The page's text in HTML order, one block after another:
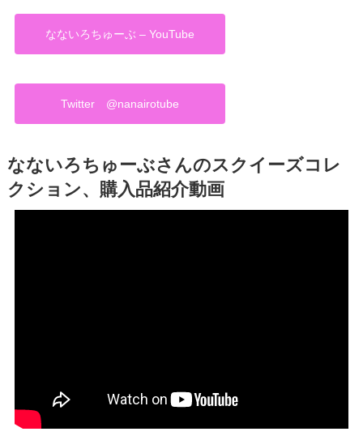
なないろちゅーぶ – YouTube
Twitter @nanairotube
なないろちゅーぶさんのスクイーズコレ
クション、購入品紹介動画